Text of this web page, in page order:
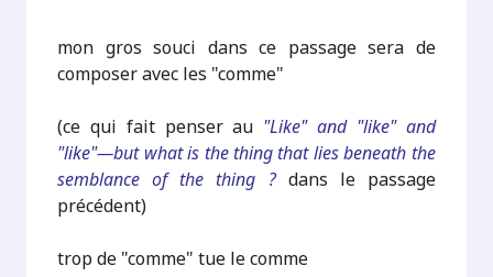
mon gros souci dans ce passage sera de
composer avec les "comme"
(ce qui fait penser au "Like" and "like" and
"like"—but what is the thing that lies beneath the
semblance of the thing ?dans le passage
précédent)
trop de "comme" tue le comme